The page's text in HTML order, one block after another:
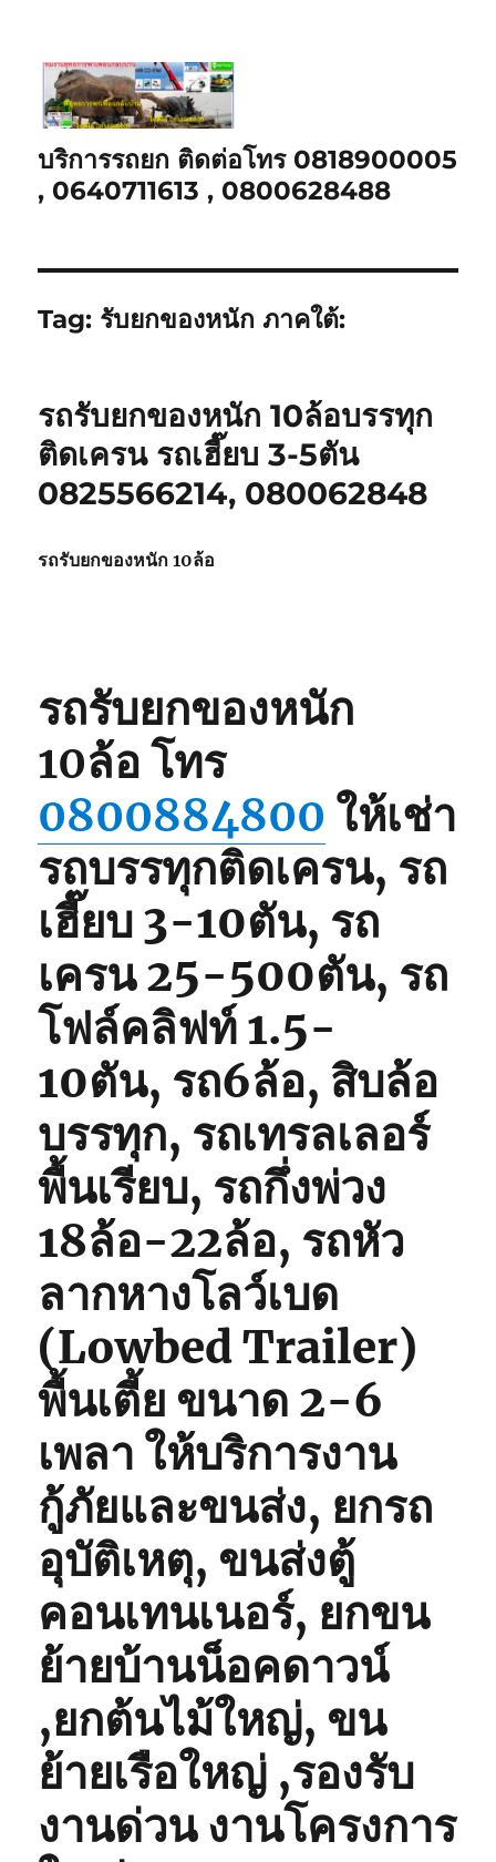
บริการรถยก ติดต่อโทร 0818900005
, 0640711613 , 0800628488
Tag: รับยกของหนัก ภาคใต้:
รถรับยกของหนัก 10ล้อบรรทุก
ติดเครน รถเฮี๊ยบ 3-5ตัน
0825566214, 080062848
รถรับยกของหนัก 10ล้อ
รถรับยกของหนัก
10ล้อ โทร
0800884800 ให้เช่า
รถบรรทุกติดเครน, รถ
เฮี๊ยบ 3-10ตัน, รถ
เครน 25-500ตัน, รถ
โฟล์คลิฟท์ 1.5-
10ตัน, รถ6ล้อ, สิบล้อ
บรรทุก, รถเทรลเลอร์
พื้นเรียบ, รถกึ่งพ่วง
18ล้อ-22ล้อ, รถหัว
ลากหางโลว์เบด
(Lowbed Trailer)
พื้นเตี้ย ขนาด 2-6
เพลา ให้บริการงาน
กู้ภัยและขนส่ง, ยกรถ
อุบัติเหตุ, ขนส่งตู้
คอนเทนเนอร์, ยกขน
ย้ายบ้านน็อคดาวน์
,ยกต้นไม้ใหญ่, ขน
ย้ายเรือใหญ่ ,รองรับ
งานด่วน งานโครงการ